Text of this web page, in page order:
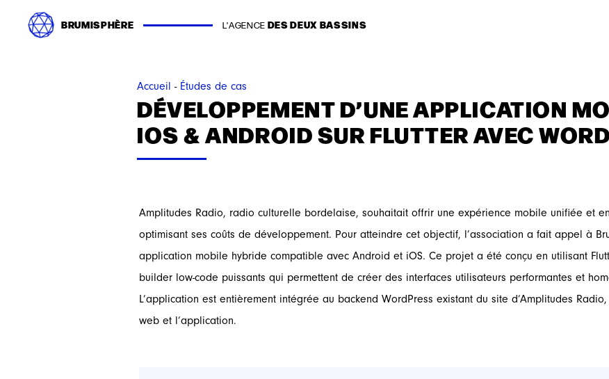
BRUMISPHÈRE L'AGENCE DES DEUX BASSINS
Accueil - Études de cas
DÉVELOPPEMENT D’UNE APPLICATION
IOS & ANDROID SUR FLUTTER AVEC
Amplitudes Radio, radio culturelle bordelaise, souhaitait offrir une expérience mobile unifiée et
optimisant ses coûts de développement. Pour atteindre cet objectif, l’association a fait appel à
application mobile hybride compatible avec Android et iOS. Ce projet a été conçu en utilisant
builder low-code puissants qui permettent de créer des interfaces utilisateurs performantes et
L’application est entièrement intégrée au backend WordPress existant du site d’Amplitudes
web et l’application.